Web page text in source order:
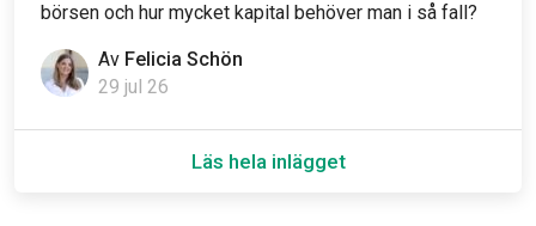
Av Felicia Schön
29 jul 26
börsen och hur mycket kapital behöver man i så fall?
Läs hela inlägget